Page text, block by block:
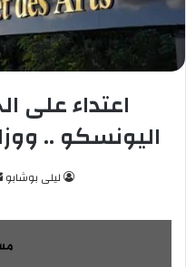
اعتداء على
اليونسكو ..
ليلى بوشابو